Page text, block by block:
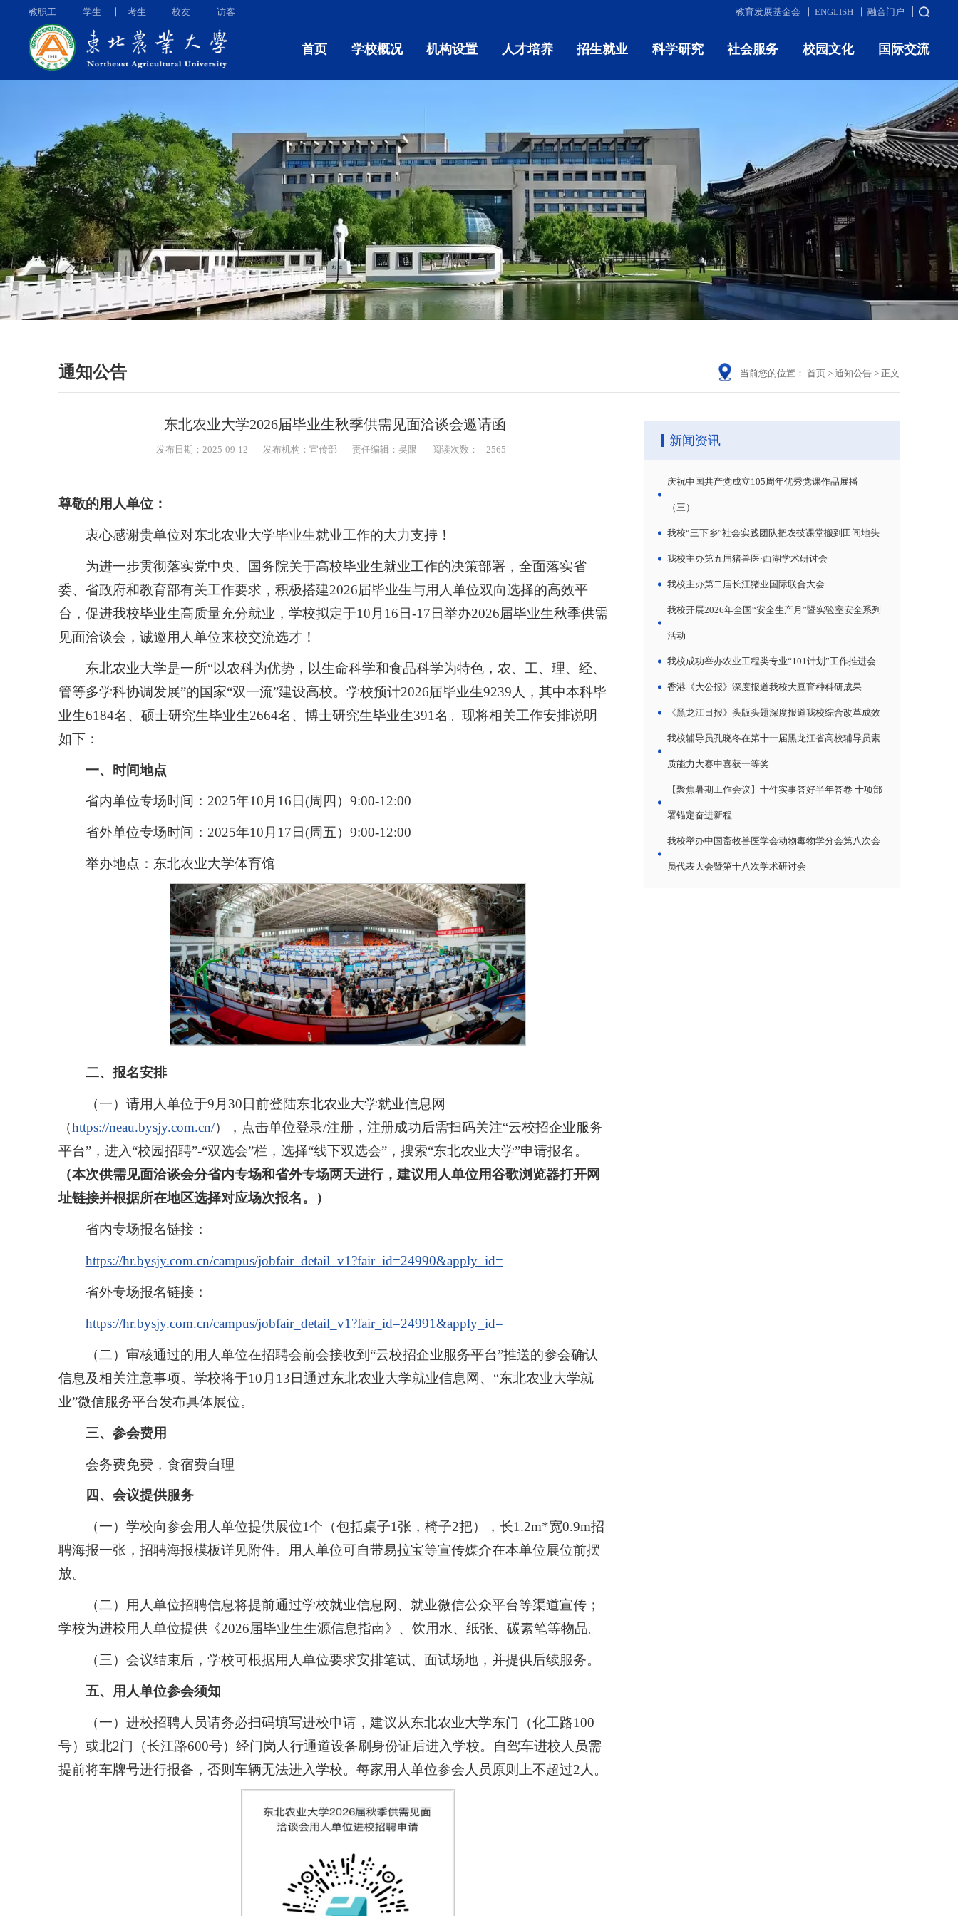
教职工 学生 考生 校友 访客 教育发展基金会 ENGLISH 融合门户
首页 学校概况 机构设置 人才培养 招生就业 科学研究 社会服务 校园文化 国际交流
通知公告 当前您的位置： 首页 > 通知公告 > 正文
东北农业大学2026届毕业生秋季供需见面洽谈会邀请函
发布日期：2025-09-12 发布机构：宣传部 责任编辑：吴限 阅读次数： 2565
尊敬的用人单位：
衷心感谢贵单位对东北农业大学毕业生就业工作的大力支持！
为进一步贯彻落实党中央、国务院关于高校毕业生就业工作的决策部署，全面落实省
委、省政府和教育部有关工作要求，积极搭建2026届毕业生与用人单位双向选择的高效平
台，促进我校毕业生高质量充分就业，学校拟定于10月16日-17日举办2026届毕业生秋季供需
见面洽谈会，诚邀用人单位来校交流选才！
东北农业大学是一所“以农科为优势，以生命科学和食品科学为特色，农、工、理、经、
管等多学科协调发展”的国家“双一流”建设高校。学校预计2026届毕业生9239人，其中本科毕
业生6184名、硕士研究生毕业生2664名、博士研究生毕业生391名。现将相关工作安排说明
如下：
一、时间地点
省内单位专场时间：2025年10月16日(周四）9:00-12:00
省外单位专场时间：2025年10月17日(周五）9:00-12:00
举办地点：东北农业大学体育馆
二、报名安排
（一）请用人单位于9月30日前登陆东北农业大学就业信息网
（https://neau.bysjy.com.cn/），点击单位登录/注册，注册成功后需扫码关注“云校招企业服务
平台”，进入“校园招聘”-“双选会”栏，选择“线下双选会”，搜索“东北农业大学”申请报名。
（本次供需见面洽谈会分省内专场和省外专场两天进行，建议用人单位用谷歌浏览器打开网
址链接并根据所在地区选择对应场次报名。）
省内专场报名链接：
https://hr.bysjy.com.cn/campus/jobfair_detail_v1?fair_id=24990&apply_id=
省外专场报名链接：
https://hr.bysjy.com.cn/campus/jobfair_detail_v1?fair_id=24991&apply_id=
（二）审核通过的用人单位在招聘会前会接收到“云校招企业服务平台”推送的参会确认
信息及相关注意事项。学校将于10月13日通过东北农业大学就业信息网、“东北农业大学就
业”微信服务平台发布具体展位。
三、参会费用
会务费免费，食宿费自理
四、会议提供服务
（一）学校向参会用人单位提供展位1个（包括桌子1张，椅子2把），长1.2m*宽0.9m招
聘海报一张，招聘海报模板详见附件。用人单位可自带易拉宝等宣传媒介在本单位展位前摆
放。
（二）用人单位招聘信息将提前通过学校就业信息网、就业微信公众平台等渠道宣传；
学校为进校用人单位提供《2026届毕业生生源信息指南》、饮用水、纸张、碳素笔等物品。
（三）会议结束后，学校可根据用人单位要求安排笔试、面试场地，并提供后续服务。
五、用人单位参会须知
（一）进校招聘人员请务必扫码填写进校申请，建议从东北农业大学东门（化工路100
号）或北2门（长江路600号）经门岗人行通道设备刷身份证后进入学校。自驾车进校人员需
提前将车牌号进行报备，否则车辆无法进入学校。每家用人单位参会人员原则上不超过2人。
新闻资讯
庆祝中国共产党成立105周年优秀党课作品展播
（三）
我校“三下乡”社会实践团队把农技课堂搬到田间地头
我校主办第五届猪兽医·西湖学术研讨会
我校主办第二届长江猪业国际联合大会
我校开展2026年全国“安全生产月”暨实验室安全系列
活动
我校成功举办农业工程类专业“101计划”工作推进会
香港《大公报》深度报道我校大豆育种科研成果
《黑龙江日报》头版头题深度报道我校综合改革成效
我校辅导员孔晓冬在第十一届黑龙江省高校辅导员素
质能力大赛中喜获一等奖
【聚焦暑期工作会议】十件实事答好半年答卷 十项部
署锚定奋进新程
我校举办中国畜牧兽医学会动物毒物学分会第八次会
员代表大会暨第十八次学术研讨会